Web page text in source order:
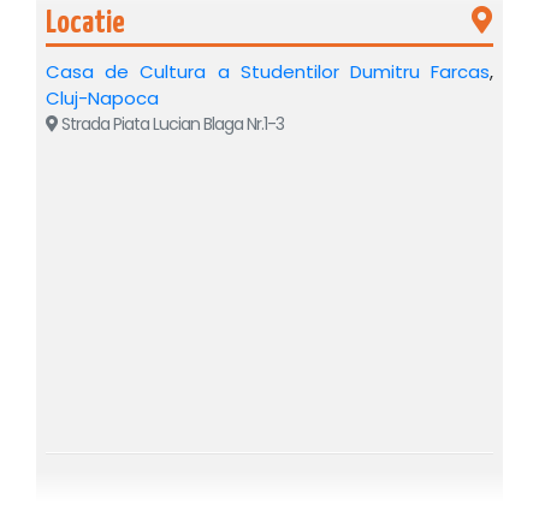
Hofburg din Viena, Stadthalle Viena, Meistersingershalle
Nürnberg, Kasemattenbuehne Graz, etc.
Recunoașterea orchestrei este dată și de colaborările cu
mari nume ale liricii mondiale, soliști și dirijori de la Arena
din Verona, Teatrul Scala din Milano, Teatrul de Operă din
VIOARA ÎN MÂNĂ!
Locatie
Casa de Cultura a Studentilor Dumitru Farcas,
Cluj-Napoca
Strada Piata Lucian Blaga Nr.1-3